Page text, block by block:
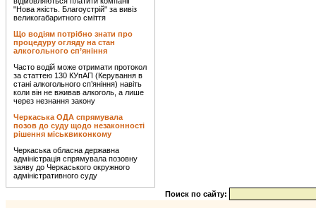
"Нова якість. Благоустрій" за вивіз
великогабаритного сміття
Що водіям потрібно знати про
процедуру огляду на стан
алкогольного сп’яніння
Часто водій може отримати протокол
за статтею 130 КУпАП (Керування в
стані алкогольного сп’яніння) навіть
коли він не вживав алкоголь, а лише
через незнання закону
Черкаська ОДА спрямувала
позов до суду щодо незаконності
рішення міськвиконкому
Черкаська обласна державна
адміністрація спрямувала позовну
заяву до Черкаського окружного
адміністративного суду
Поиск по сайту: